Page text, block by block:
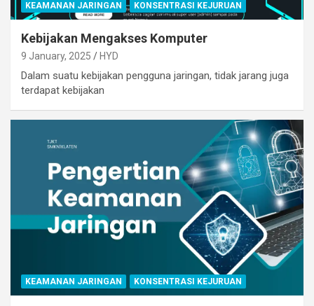
KEAMANAN JARINGAN KONSENTRASI KEJURUAN
Kebijakan Mengakses Komputer
9 January, 2025 HYD
Dalam suatu kebijakan pengguna jaringan, tidak jarang juga
terdapat kebijakan
KEAMANAN JARINGAN KONSENTRASI KEJURUAN